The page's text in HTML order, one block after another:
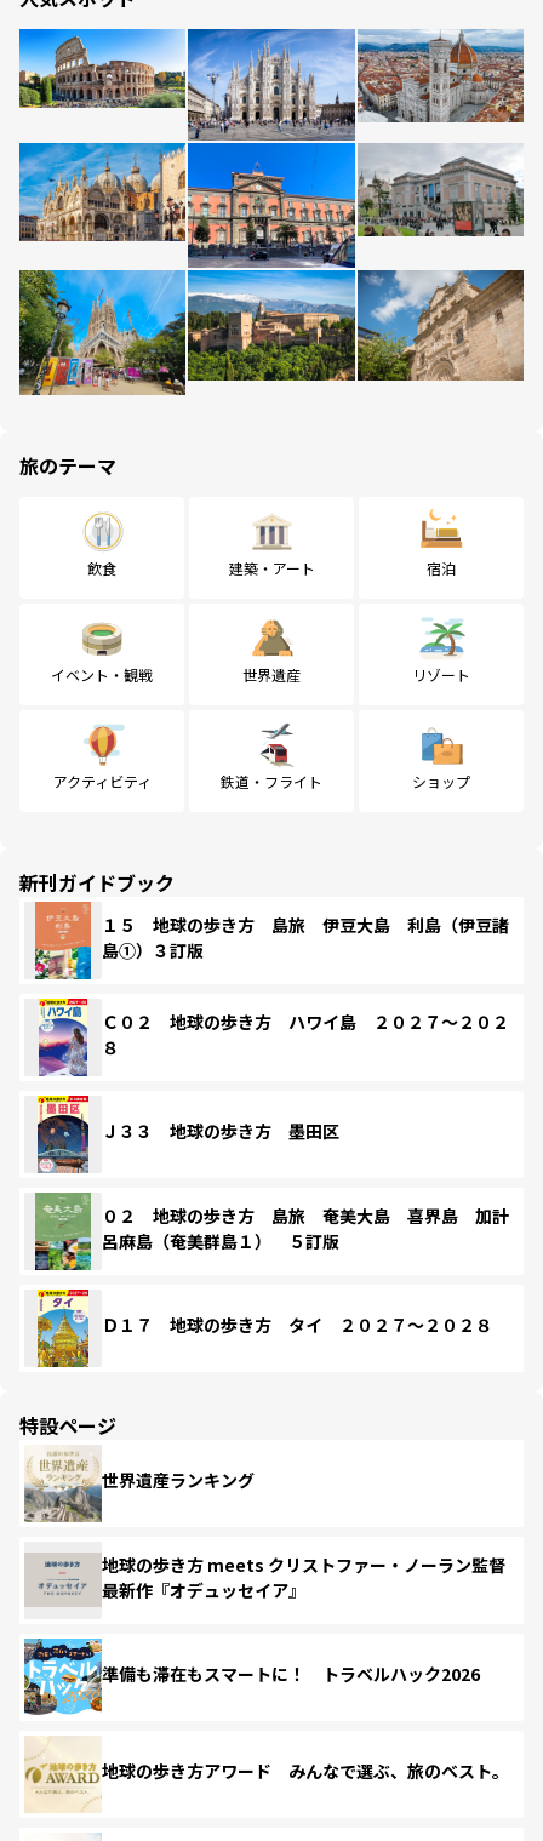
旅のテーマ
飲食 建築・アート 宿泊
イベント・観戦 世界遺産 リゾート
アクティビティ 鉄道・フライト ショップ
新刊ガイドブック
１５ 地球の歩き方 島旅 伊豆大島 利島（伊豆諸
島①）３訂版
Ｃ０２ 地球の歩き方 ハワイ島 ２０２７～２０２
８
Ｊ３３ 地球の歩き方 墨田区
０２ 地球の歩き方 島旅 奄美大島 喜界島 加計
呂麻島（奄美群島１） ５訂版
Ｄ１７ 地球の歩き方 タイ ２０２７～２０２８
特設ページ
世界遺産ランキング
地球の歩き方 meets クリストファー・ノーラン監督
最新作『オデュッセイア』
準備も滞在もスマートに！ トラベルハック2026
地球の歩き方アワード みんなで選ぶ、旅のベスト。